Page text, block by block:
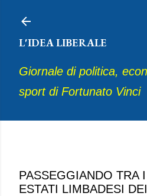
L'IDEA LIBERALE
Giornale di politica,
sport di Fortunato Vinci
PASSEGGIANDO TRA
ESTATI LIMBADESI